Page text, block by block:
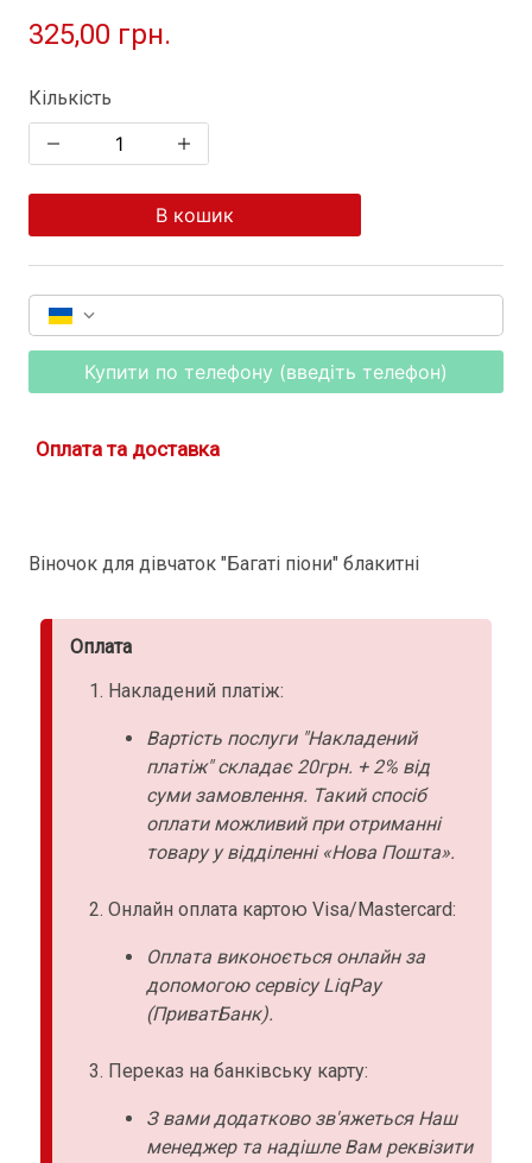
325,00 грн.
Кількість
В кошик
Купити по телефону (введіть телефон)
Оплата та доставка
Віночок для дівчаток "Багаті піони" блакитні
Оплата
Накладений платіж:
Вартість послуги "Накладений
платіж" складає 20грн. + 2% від
суми замовлення. Такий спосіб
оплати можливий при отриманні
товару у відділенні «Нова Пошта».
Онлайн оплата картою Visa/Mastercard:
Оплата виконоється онлайн за
допомогою сервісу LiqPay
(ПриватБанк).
Переказ на банківську карту:
З вами додатково зв'яжеться Наш
менеджер та надішле Вам реквізити